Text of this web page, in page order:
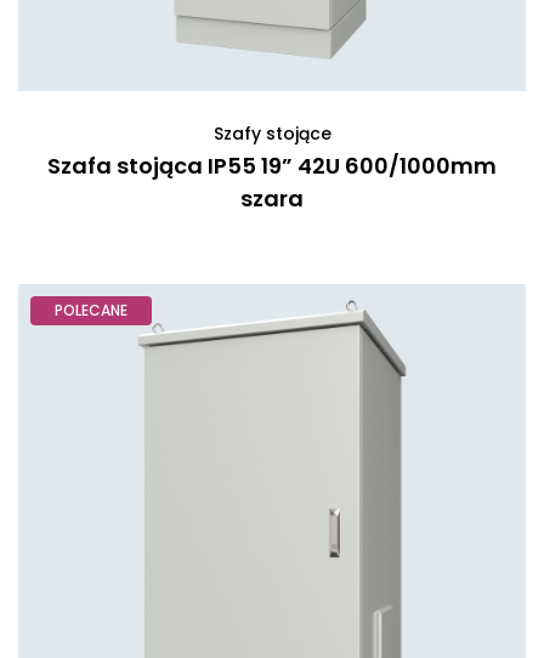
Szafy stojące
Szafa stojąca IP55 19” 42U 600/1000mm
szara
POLECANE